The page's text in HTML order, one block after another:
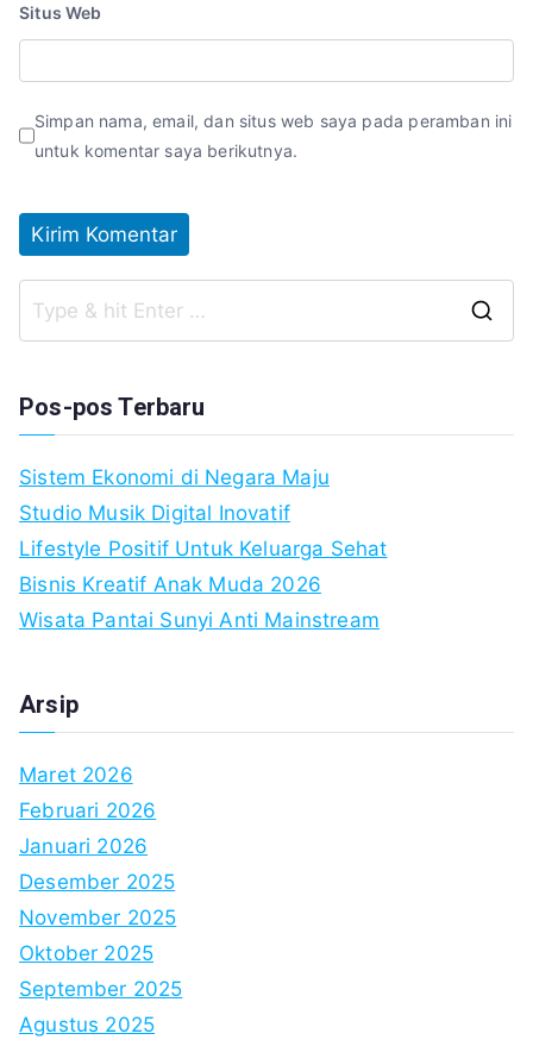
Situs Web
Simpan nama, email, dan situs web saya pada peramban ini
untuk komentar saya berikutnya.
Pos-pos Terbaru
Sistem Ekonomi di Negara Maju
Studio Musik Digital Inovatif
Lifestyle Positif Untuk Keluarga Sehat
Bisnis Kreatif Anak Muda 2026
Wisata Pantai Sunyi Anti Mainstream
Arsip
Maret 2026
Februari 2026
Januari 2026
Desember 2025
November 2025
Oktober 2025
September 2025
Agustus 2025